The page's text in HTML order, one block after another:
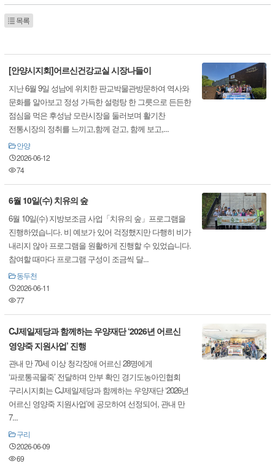
목록
[안양시지회]어르신건강교실 시장나들이
지난 6월 9일 성남에 위치한 판교박물관방문하여 역사와
문화를 알아보고 정성 가득한 설렁탕 한 그릇으로 든든한
점심을 먹은 후성남 모란시장을 둘러보며 활기찬
전통시장의 정취를 느끼고,함께 걷고, 함께 보고,...
안양
2026-06-12
74
6월 10일(수) 치유의 숲
6월 10일(수) 지방보조금 사업「치유의 숲」프로그램을
진행하였습니다. 비 예보가 있어 걱정했지만 다행히 비가
내리지 않아 프로그램을 원활하게 진행할 수 있었습니다.
참여할 때마다 프로그램 구성이 조금씩 달...
동두천
2026-06-11
77
CJ제일제당과 함께하는 우양재단 ‘2026년 어르신
영양죽 지원사업’ 진행
관내 만 70세 이상 청각장애 어르신 28명에게
‘파로통곡물죽’ 전달하며 안부 확인 경기도농아인협회
구리시지회는 CJ제일제당과 함께하는 우양재단 ‘2026년
어르신 영양죽 지원사업’에 공모하여 선정되어, 관내 만
7...
구리
2026-06-09
69